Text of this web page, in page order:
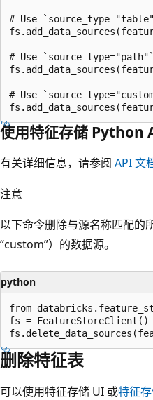
# Use
# Use
# Use
使用特征存储 Python
有关详细信息，请参阅 API 文
注意
以下命令删除与源名称匹配的
“custom”）的数据源。
python
from
fs = FeatureStoreClient()
删除特征表
可以使用特征存储 UI 或特征